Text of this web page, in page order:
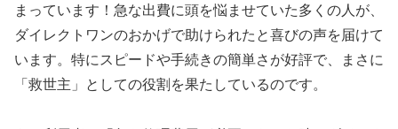
まっています！急な出費に頭を悩ませていた多くの人が、
ダイレクトワンのおかげで助けられたと喜びの声を届けて
います。特にスピードや手続きの簡単さが好評で、まさに
「救世主」としての役割を果たしているのです。